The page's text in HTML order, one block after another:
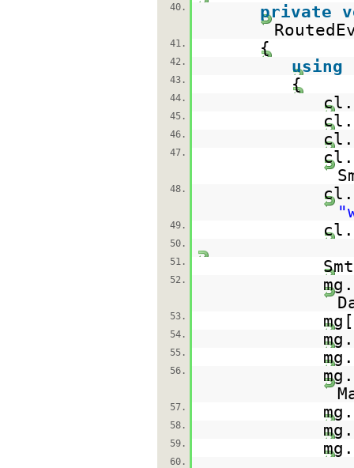
40.
private
41. {
42. using
43. {
44.
45.
46.
47.
48.
49.
50.
51.
52.
53. mg[
54.
55.
56.
57.
58.
59.
60.